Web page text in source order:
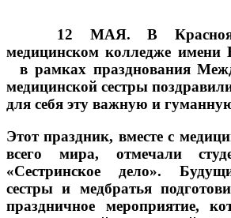
12 МАЯ. В
медицинском колледже имени
в рамках празднования
медицинской сестры
для себя эту важную и
Этот праздник, вместе с
всего мира, отмечали
«Сестринское дело».
сестры и медбратья
праздничное мероприятие,